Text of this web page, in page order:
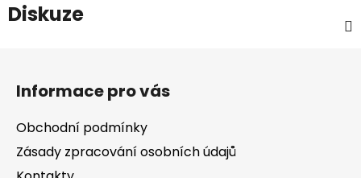
Diskuze
Informace pro vás
Obchodní podmínky
Zásady zpracování osobních údajů